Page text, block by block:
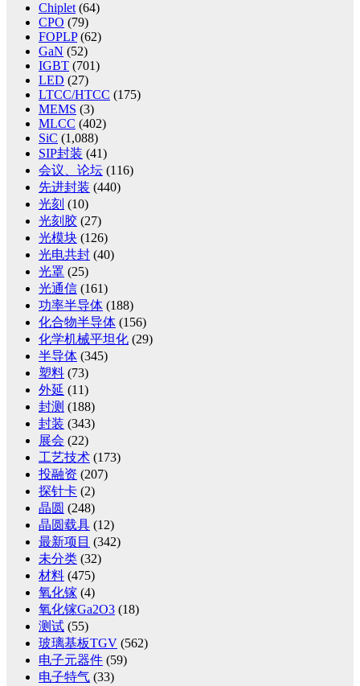
Chiplet (64)
CPO (79)
FOPLP(62)
GaN (52)
IGBT (701)
LED (27)
LTCC/HTCC (175)
MEMS (3)
MLCC (402)
SiC (1,088)
SIP封装 (41)
会议、论坛 (116)
先进封装 (440)
光刻 (10)
光刻胶 (27)
光模块 (126)
光电共封 (40)
光罩 (25)
光通信 (161)
功率半导体 (188)
化合物半导体 (156)
化学机械平坦化 (29)
半导体 (345)
塑料 (73)
外延 (11)
封测 (188)
封装 (343)
展会 (22)
工艺技术 (173)
投融资 (207)
探针卡 (2)
晶圆 (248)
晶圆载具 (12)
最新项目 (342)
未分类 (32)
材料 (475)
氧化镓 (4)
氧化镓Ga2O3 (18)
测试 (55)
玻璃基板TGV (562)
电子元器件 (59)
电子特气 (33)